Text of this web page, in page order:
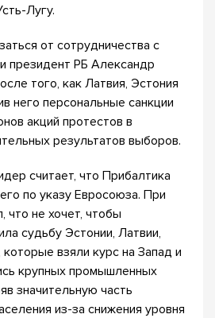
Лугу.
от сотрудничества с
президент РБ Александр
того, как Латвия, Эстония
него персональные санкции
акций протестов в
результатов выборов.
считает, что Прибалтика
по указу Евросоюза. При
что не хочет, чтобы
судьбу Эстонии, Латвии,
взяли курс на Запад и
крупных промышленных
значительную часть
из-за снижения уровня